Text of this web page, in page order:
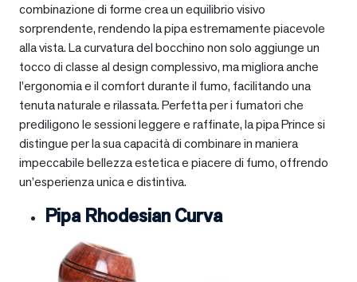
combinazione di forme crea un equilibrio visivo
sorprendente, rendendo la pipa estremamente piacevole
alla vista. La curvatura del bocchino non solo aggiunge un
tocco di classe al design complessivo, ma migliora anche
l’ergonomia e il comfort durante il fumo, facilitando una
tenuta naturale e rilassata. Perfetta per i fumatori che
prediligono le sessioni leggere e raffinate, la pipa Prince si
distingue per la sua capacità di combinare in maniera
impeccabile bellezza estetica e piacere di fumo, offrendo
un’esperienza unica e distintiva.
Pipa Rhodesian Curva